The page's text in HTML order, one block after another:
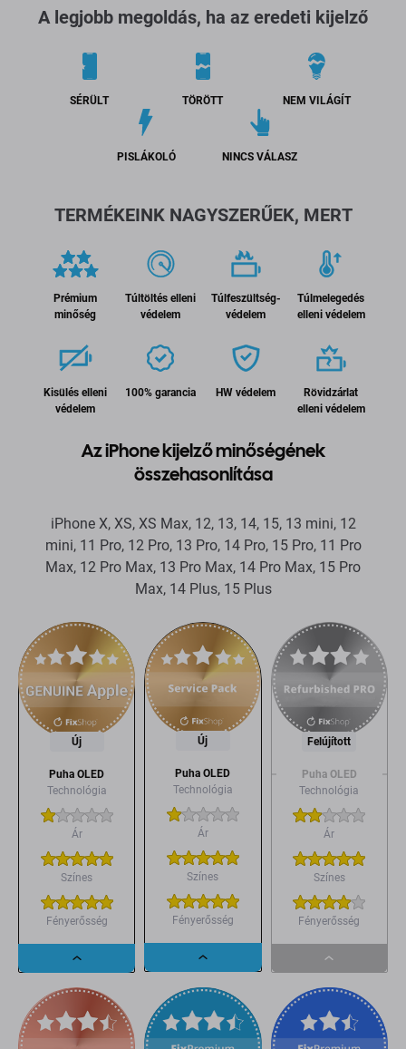
A legjobb megoldás, ha az eredeti kijelző
SÉRÜLT TÖRÖTT NEM VILÁGÍT
PISLÁKOLÓ NINCS VÁLASZ
TERMÉKEINK NAGYSZERŰEK, MERT
Prémium
minőség
Túltöltés elleni
védelem
Túlfeszültség-
védelem
Túlmelegedés
elleni védelem
Kisülés elleni
védelem
100% garancia HW védelem
Rövidzárlat
elleni védelem
Az iPhone kijelző minőségének
összehasonlítása
iPhone X, XS, XS Max, 12, 13, 14, 15, 13 mini, 12
mini, 11 Pro, 12 Pro, 13 Pro, 14 Pro, 15 Pro, 11 Pro
Max, 12 Pro Max, 13 Pro Max, 14 Pro Max, 15 Pro
Max, 14 Plus, 15 Plus
Új
Puha OLED
Technológia
Ár
Színes
Fényerősség
Dropdown
button
Új
Puha OLED
Technológia
Ár
Színes
Fényerősség
Dropdown
button
Felújított
Puha OLED
Technológia
Ár
Színes
Fényerősség
Dropdown
button